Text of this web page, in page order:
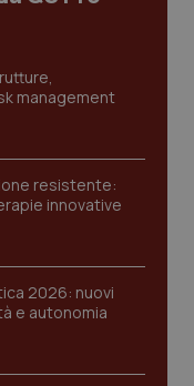
management
resistente:
innovative
2026: nuovi
e autonomia